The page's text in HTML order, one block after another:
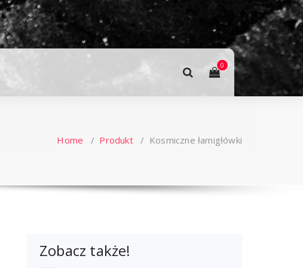
0
Home / Produkt/ Kosmiczne łamigłówki
Zobacz także!